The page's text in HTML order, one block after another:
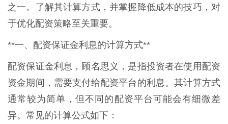
之一。了解其计算方式，并掌握降低成本的技巧，对
于优化配资策略至关重要。
**一、配资保证金利息的计算方式**
配资保证金利息，顾名思义，是指投资者在使用配资
资金期间，需要支付给配资平台的利息。其计算方式
通常较为简单，但不同的配资平台可能会有细微差
异。常见的计算公式如下：